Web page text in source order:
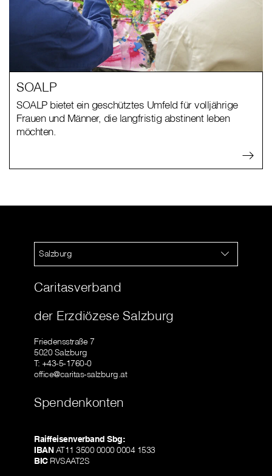
SOALP
SOALP bietet ein geschütztes Umfeld für volljährige
Frauen und Männer, die langfristig abstinent leben
möchten.
Salzburg
Caritasverband
der Erzdiözese Salzburg
Friedensstraße 7
5020 Salzburg
T: +43-5-1760-0
office@caritas-salzburg.at
Spendenkonten
Raiffeisenverband Sbg:
IBANAT11 3500 0000 0004 1533
BICRVSAAT2S